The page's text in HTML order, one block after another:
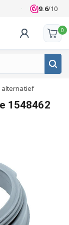
Klanten
9.6/10
0
alternatief
1548462